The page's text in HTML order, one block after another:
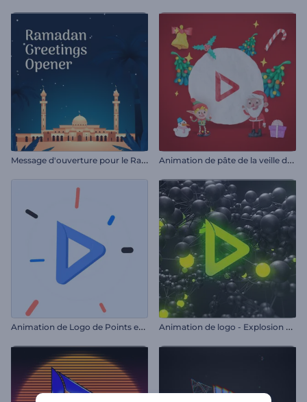
M
essage d'ouverture pour le Ramadan A
nimation de pâte de la veille de Noël
A
nimation de Logo de Points en Mouvement A
nimation de logo - Explosion moléculaire